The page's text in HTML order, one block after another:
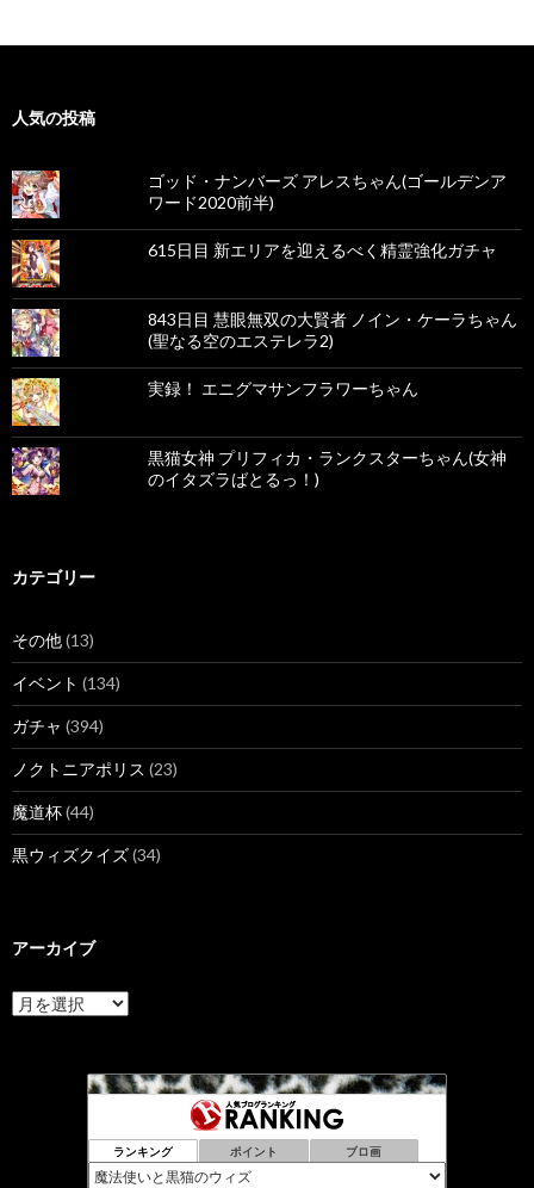
人気の投稿
ゴッド・ナンバーズ アレスちゃん(ゴールデンア
ワード2020前半)
615日目 新エリアを迎えるべく精霊強化ガチャ
843日目 慧眼無双の大賢者 ノイン・ケーラちゃん
(聖なる空のエステレラ2)
実録！ エニグマサンフラワーちゃん
黒猫女神 プリフィカ・ランクスターちゃん(女神
のイタズラばとるっ！)
カテゴリー
その他(13)
イベント (134)
ガチャ (394)
ノクトニアポリス (23)
魔道杯(44)
黒ウィズクイズ(34)
アーカイブ
ア
ー
ランキング ポイント ブロ画